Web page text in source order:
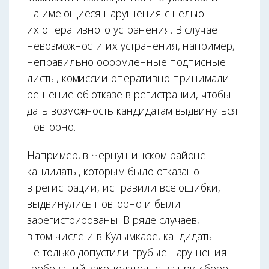
на имеющиеся нарушения с целью
их оперативного устранения. В случае
невозможности их устранения, например,
неправильно оформленные подписные
листы, комиссии оперативно принимали
решение об отказе в регистрации, чтобы
дать возможность кандидатам выдвинуться
повторно.
Например, в Чернушинском районе
кандидаты, которым было отказано
в регистрации, исправили все ошибки,
выдвинулись повторно и были
зарегистрированы. В ряде случаев,
в том числе и в Кудымкаре, кандидаты
не только допустили грубые нарушения